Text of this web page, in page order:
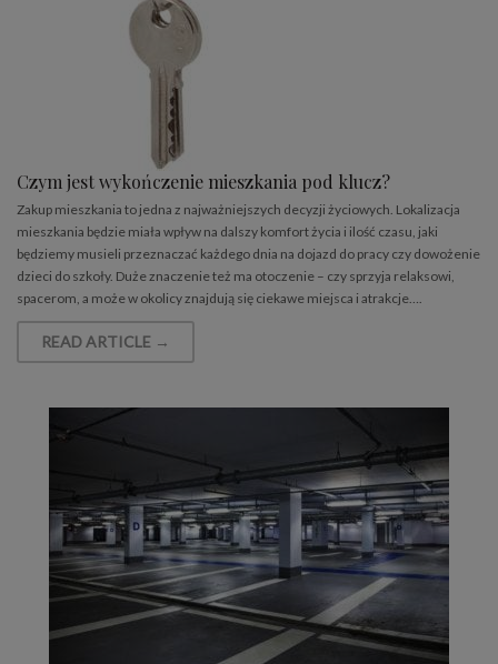
Czym jest wykończenie mieszkania pod klucz?
Zakup mieszkania to jedna z najważniejszych decyzji życiowych. Lokalizacja
mieszkania będzie miała wpływ na dalszy komfort życia i ilość czasu, jaki
będziemy musieli przeznaczać każdego dnia na dojazd do pracy czy dowożenie
dzieci do szkoły. Duże znaczenie też ma otoczenie – czy sprzyja relaksowi,
spacerom, a może w okolicy znajdują się ciekawe miejsca i atrakcje….
READ ARTICLE →